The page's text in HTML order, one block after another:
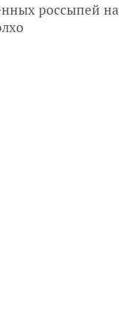
россыпей на